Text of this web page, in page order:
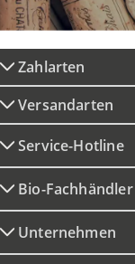
Zahlarten
Versandarten
Service-Hotline
Bio-Fachhändler
Unternehmen